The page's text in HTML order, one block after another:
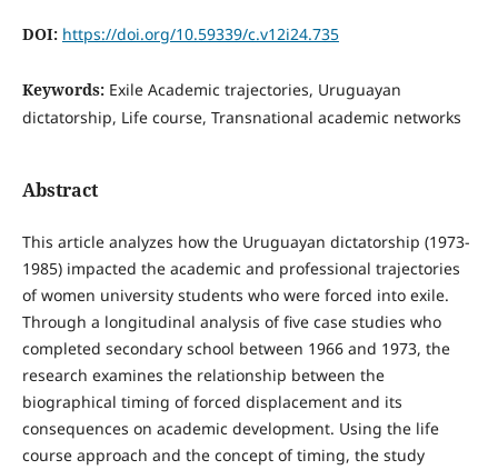
DOI: https://doi.org/10.59339/c.v12i24.735
Keywords: Exile Academic trajectories, Uruguayan
dictatorship, Life course, Transnational academic networks
Abstract
This article analyzes how the Uruguayan dictatorship (1973-
1985) impacted the academic and professional trajectories
of women university students who were forced into exile.
Through a longitudinal analysis of five case studies who
completed secondary school between 1966 and 1973, the
research examines the relationship between the
biographical timing of forced displacement and its
consequences on academic development. Using the life
course approach and the concept of timing, the study